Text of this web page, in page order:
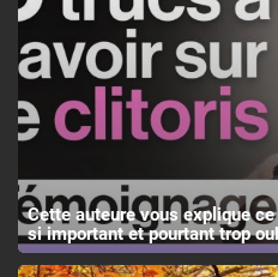
Cette auteure vous explique
si important et pourtant trop